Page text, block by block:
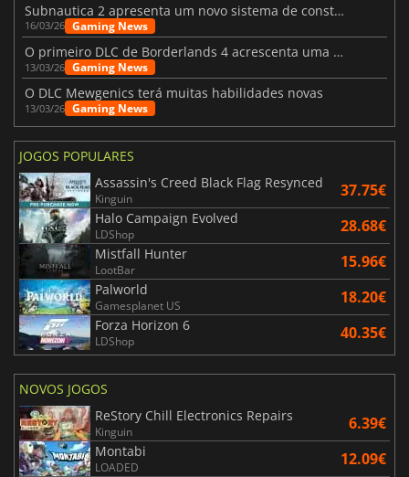
Subnautica 2 apresenta um novo sistema de construção de bases
16/03/26 Gaming News
O primeiro DLC de Borderlands 4 acrescenta uma nova personagem e muito mais
13/03/26 Gaming News
O DLC Mewgenics terá muitas habilidades novas
13/03/26 Gaming News
JOGOS POPULARES
Assassin's Creed Black Flag Resynced
Kinguin 37.75€
Halo Campaign Evolved
LDShop 28.68€
Mistfall Hunter
LootBar 15.96€
Palworld
Gamesplanet US 18.20€
Forza Horizon 6
LDShop 40.35€
NOVOS JOGOS
ReStory Chill Electronics Repairs
Kinguin 6.39€
Montabi
LOADED 12.09€